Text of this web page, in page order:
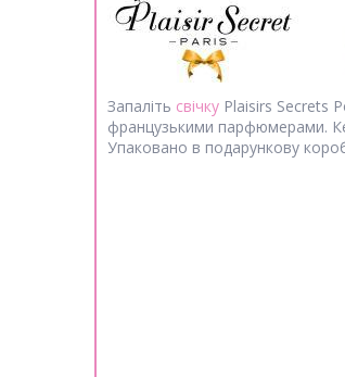
Запаліть свічку Plaisirs Secrets
французькими парфюмерами.
Упаковано в подарункову